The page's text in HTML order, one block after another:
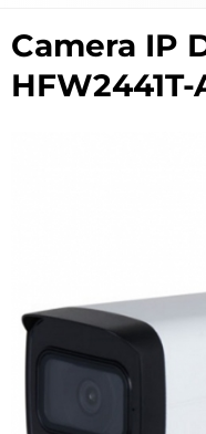
Camera IP
HFW2441T-